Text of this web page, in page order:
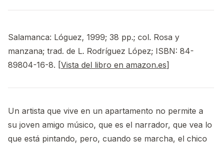
Salamanca: Lóguez, 1999; 38 pp.; col. Rosa y
manzana; trad. de L. Rodríguez López; ISBN: 84-
89804-16-8. [Vista del libro en amazon.es]
Un artista que vive en un apartamento no permite a
su joven amigo músico, que es el narrador, que vea lo
que está pintando, pero, cuando se marcha, el chico